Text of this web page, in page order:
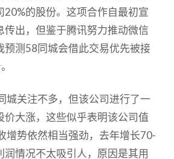
20%的股份。这项合作自最初宣
传出，但鉴于腾讯努力推动微信
预测58同城会借此交易优先被接
城关注不多，但该公司进行了一
价大涨，这些似乎表明该公司值
增势依然相当强劲，去年增长70-
润情况不太吸引人，原因是其用